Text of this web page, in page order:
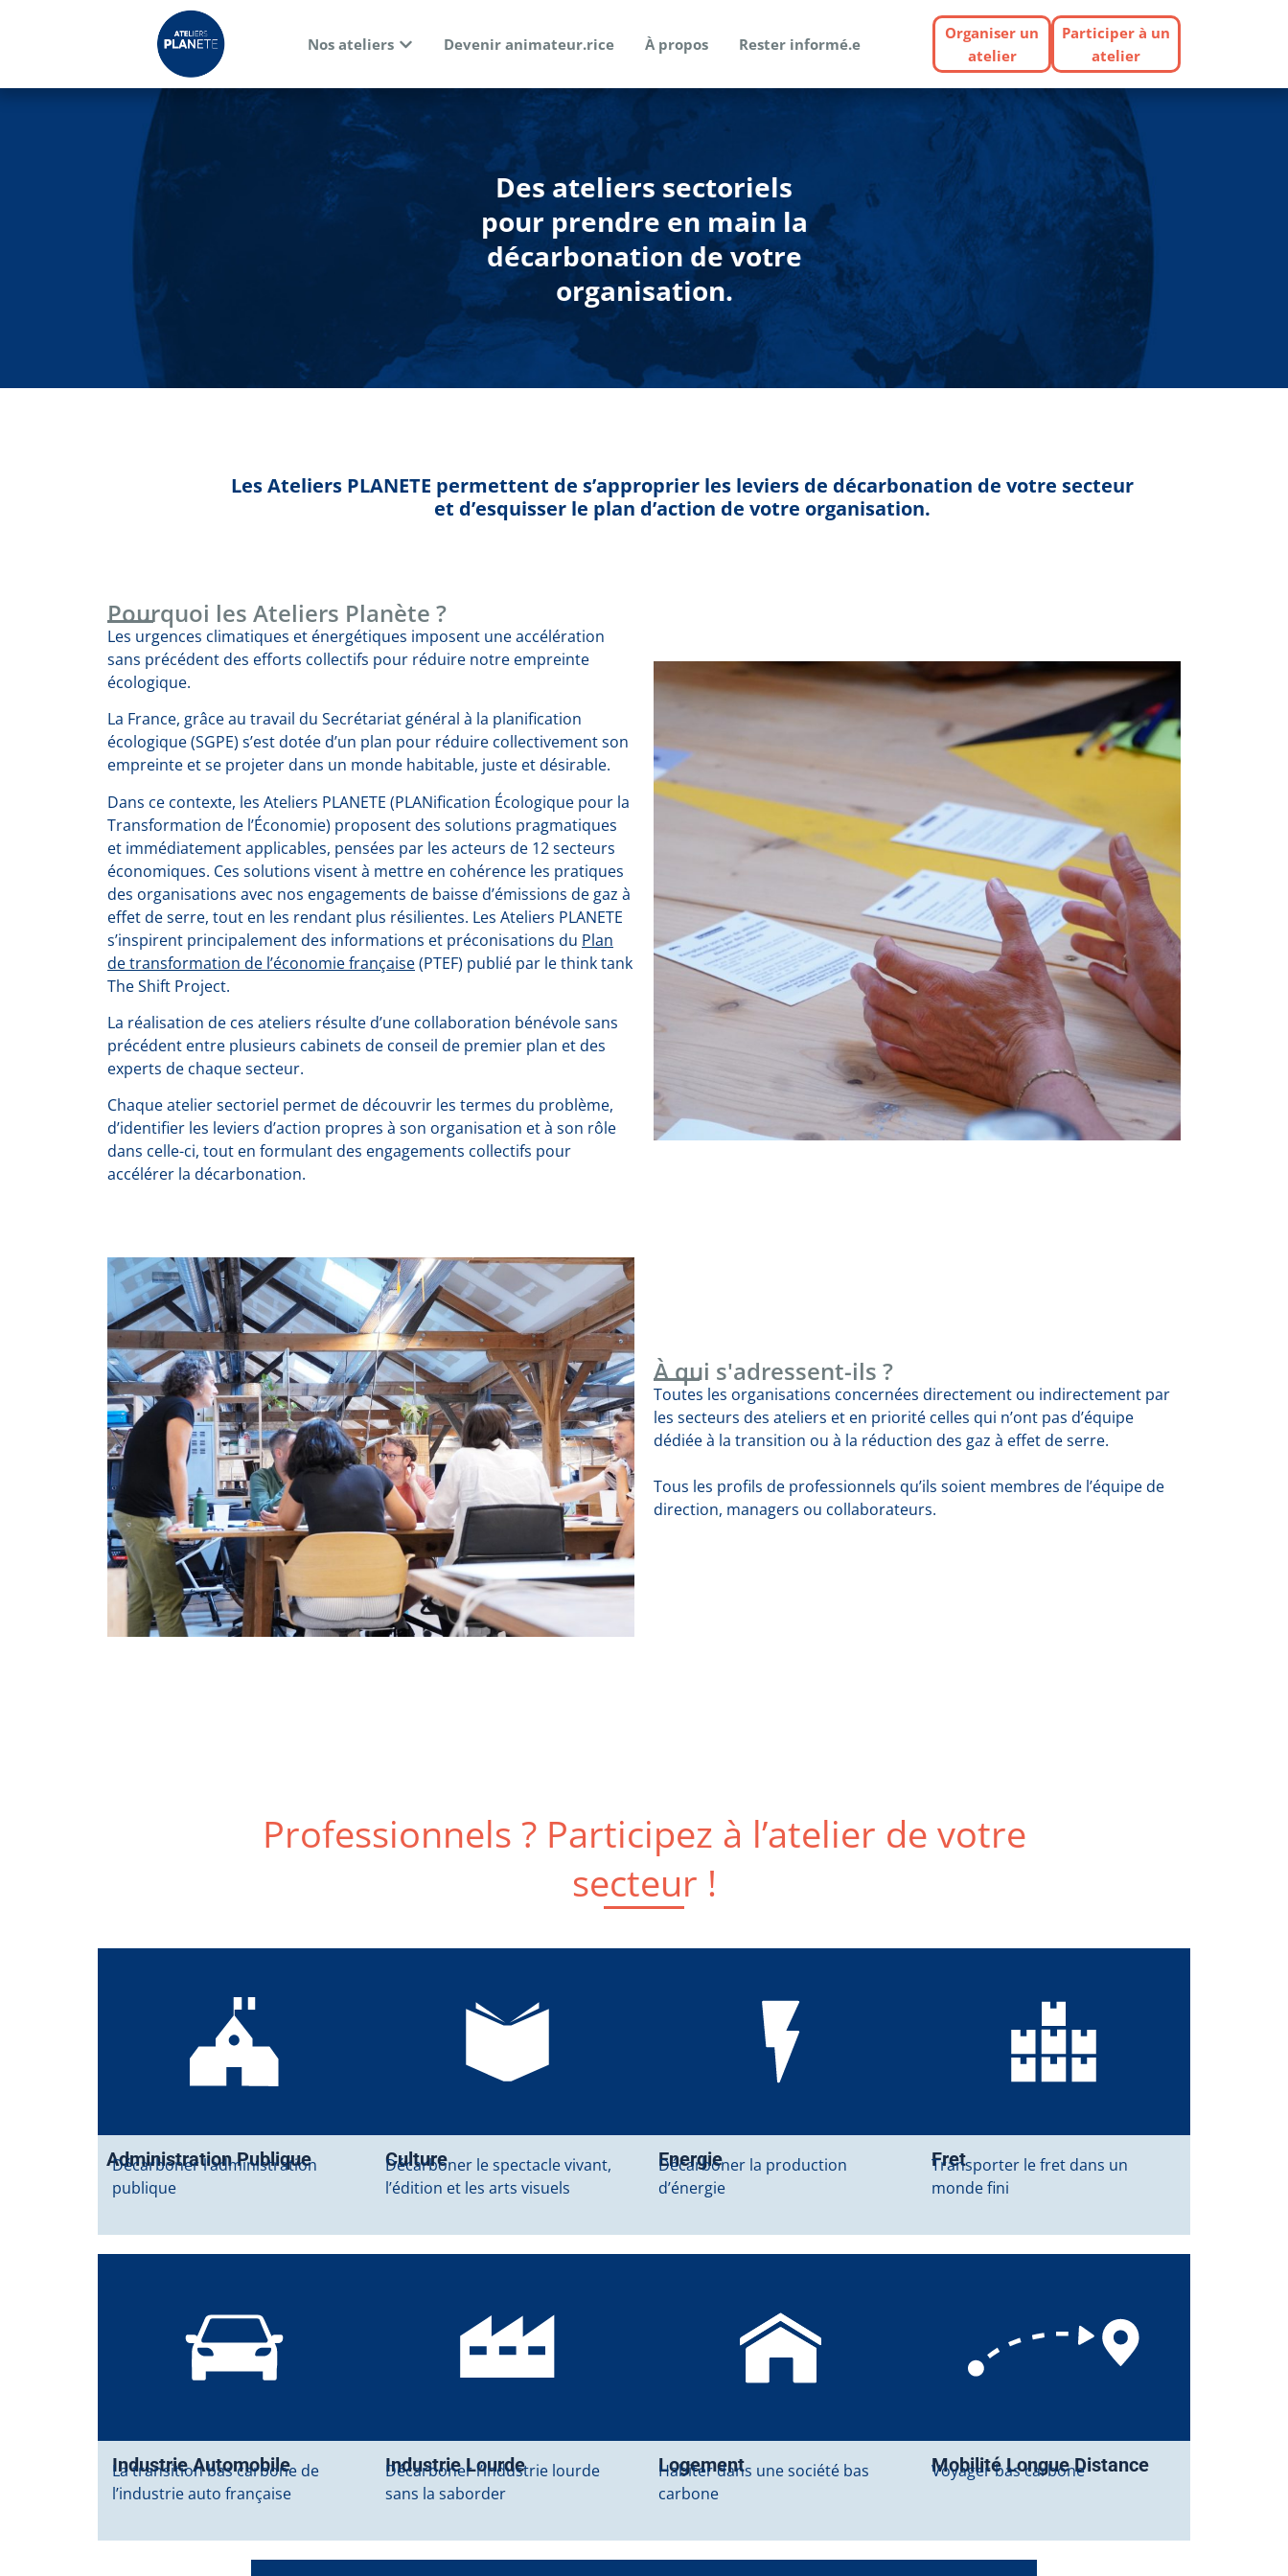
Nos ateliers Devenir animateur.rice À propos Rester informé.e
Organiser un
atelier
Participer à un
atelier
Des ateliers sectoriels
pour prendre en main la
décarbonation de votre
organisation.
Les Ateliers PLANETE permettent de s’approprier les leviers de décarbonation de votre secteur
et d’esquisser le plan d’action de votre organisation.
Pourquoi les Ateliers Planète ?
Les urgences climatiques et énergétiques imposent une accélération
sans précédent des efforts collectifs pour réduire notre empreinte
écologique.
La France, grâce au travail du Secrétariat général à la planification
écologique (SGPE) s’est dotée d’un plan pour réduire collectivement son
empreinte et se projeter dans un monde habitable, juste et désirable.
Dans ce contexte, les Ateliers PLANETE (PLANification Écologique pour la
Transformation de l’Économie) proposent des solutions pragmatiques
et immédiatement applicables, pensées par les acteurs de 12 secteurs
économiques. Ces solutions visent à mettre en cohérence les pratiques
des organisations avec nos engagements de baisse d’émissions de gaz à
effet de serre, tout en les rendant plus résilientes. Les Ateliers PLANETE
s’inspirent principalement des informations et préconisations du Plan
de transformation de l’économie française(PTEF) publié par le think tank
The Shift Project.
La réalisation de ces ateliers résulte d’une collaboration bénévole sans
précédent entre plusieurs cabinets de conseil de premier plan et des
experts de chaque secteur.
Chaque atelier sectoriel permet de découvrir les termes du problème,
d’identifier les leviers d’action propres à son organisation et à son rôle
dans celle-ci, tout en formulant des engagements collectifs pour
accélérer la décarbonation.
À qui s'adressent-ils ?
Toutes les organisations concernées directement ou indirectement par
les secteurs des ateliers et en priorité celles qui n’ont pas d’équipe
dédiée à la transition ou à la réduction des gaz à effet de serre.
Tous les profils de professionnels qu’ils soient membres de l’équipe de
direction, managers ou collaborateurs.
Professionnels ? Participez à l’atelier de votre
secteur !
Administration Publique
Décarboner l’administration
publique
Culture
Décarboner le spectacle vivant,
l’édition et les arts visuels
Energie
Décarboner la production
d’énergie
Fret
Transporter le fret dans un
monde fini
Industrie Automobile
La transition bas carbone de
l’industrie auto française
Industrie Lourde
Décarboner l’industrie lourde
sans la saborder
Logement
Habiter dans une société bas
carbone
Mobilité Longue Distance
Voyager bas carbone